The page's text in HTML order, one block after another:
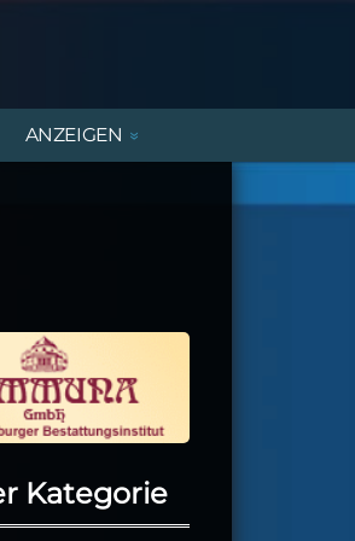
ANZEIGEN
Kategorie